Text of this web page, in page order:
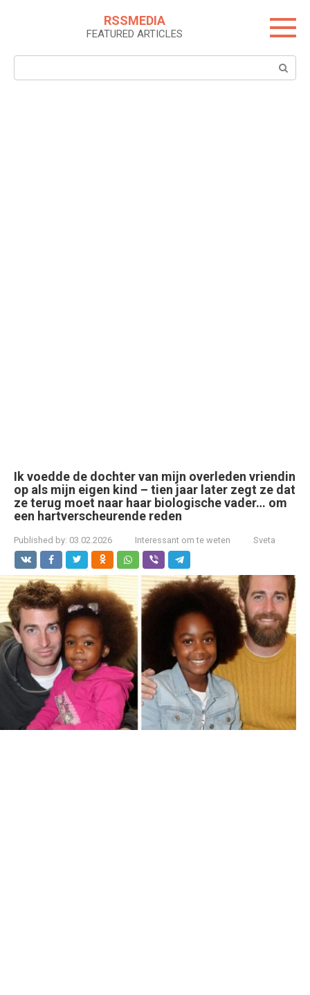
RSSMEDIA
FEATURED ARTICLES
Search:
Ik voedde de dochter van mijn overleden vriendin
op als mijn eigen kind – tien jaar later zegt ze dat
ze terug moet naar haar biologische vader… om
een hartverscheurende reden
Published by: 03.02.2026 Interessant om te weten Sveta